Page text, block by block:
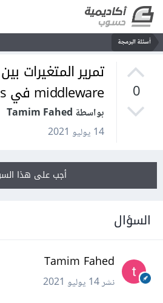
أسئلة البرمجة
0
تمرير المتغيرات
middleware في node.js
بواسطة Tamim Fahed
14 يوليو 2021
أجب على هذا
السؤال
Tamim Fahed
نشر14 يوليو 2021